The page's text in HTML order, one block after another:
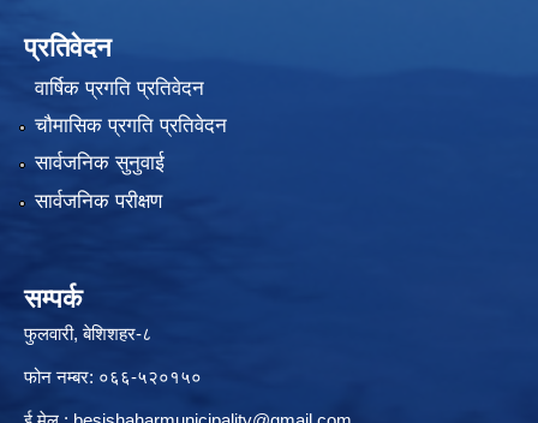
प्रतिवेदन
वार्षिक प्रगति प्रतिवेदन
चौमासिक प्रगति प्रतिवेदन
सार्वजनिक सुनुवाई
सार्वजनिक परीक्षण
सम्पर्क
फुलवारी, बेशिशहर-८
फोन नम्बर: ०६६-५२०१५०